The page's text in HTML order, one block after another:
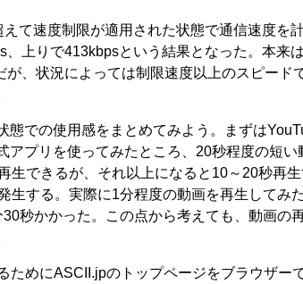
て速度制限が適用された状態で通信速度を
、上りで413kbpsという結果となった。本来は
、状況によっては制限速度以上のスピード
での使用感をまとめてみよう。まずは
アプリを使ってみたところ、20秒程度の短い
生できるが、それ以上になると10～20秒再生
生する。実際に1分程度の動画を再生してみ
秒かかった。この点から考えても、動画の
めにASCII.jpのトップページをブラウザー